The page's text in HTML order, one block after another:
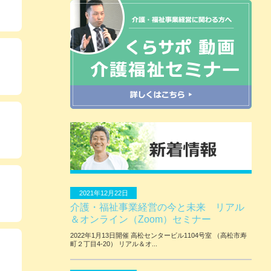
2021年12月22日
介護・福祉事業経営の今と未来 リアル
＆オンライン（Zoom）セミナー
2022年1月13日開催 ⾼松センタービル1104号室 （⾼松市寿
町２丁⽬4-20） リアル＆オ...